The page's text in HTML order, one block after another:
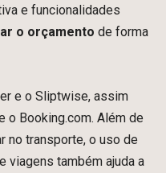
e funcionalidades
o orçamento de forma
e o Sliptwise, assim
o Booking.com. Além de
no transporte, o uso de
viagens também ajuda a